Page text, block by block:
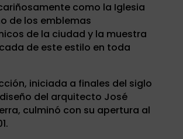
como la Iglesia
de los emblemas
de la ciudad y la muestra
de este estilo en toda
iniciada a finales del siglo
del arquitecto José
culminó con su apertura al